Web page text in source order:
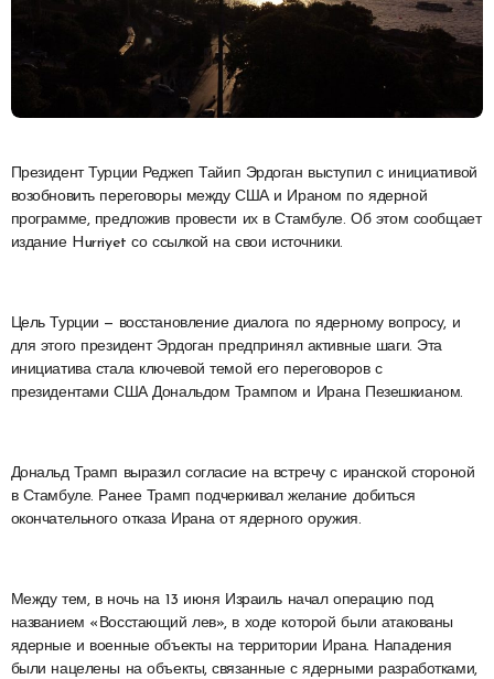
возобновить переговоры между США и Ираном по ядерной
программе, предложив провести их в Стамбуле. Об этом сообщает
издание Hurriyet со ссылкой на свои источники.
Цель Турции — восстановление диалога по ядерному вопросу, и
для этого президент Эрдоган предпринял активные шаги. Эта
инициатива стала ключевой темой его переговоров с
президентами США Дональдом Трампом и Ирана Пезешкианом.
Дональд Трамп выразил согласие на встречу с иранской стороной
в Стамбуле. Ранее Трамп подчеркивал желание добиться
окончательного отказа Ирана от ядерного оружия.
Между тем, в ночь на 13 июня Израиль начал операцию под
названием «Восстающий лев», в ходе которой были атакованы
ядерные и военные объекты на территории Ирана. Нападения
были нацелены на объекты, связанные с ядерными разработками,